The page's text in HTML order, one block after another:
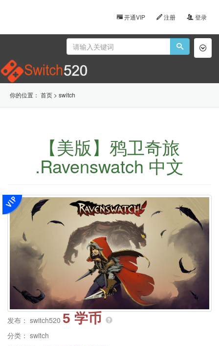
开通VIP 注册 登录
你的位置： 首页 > switch
【美版】鸦卫奇旅
.Ravenswatch 中文
发布： switch520 5 学币
分类： switch